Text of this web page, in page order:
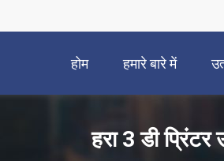
होम हमारे बारे में
हरा 3 डी प्रिंटर